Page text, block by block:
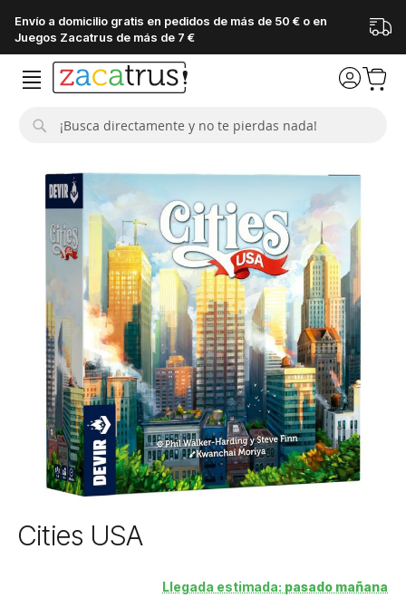
Envío a domicilio gratis en pedidos de más de 50 € o en
Juegos Zacatrus de más de 7 €
galería
imágenes
Saltar
al
Cities USA
Llegada estimada: pasado mañana